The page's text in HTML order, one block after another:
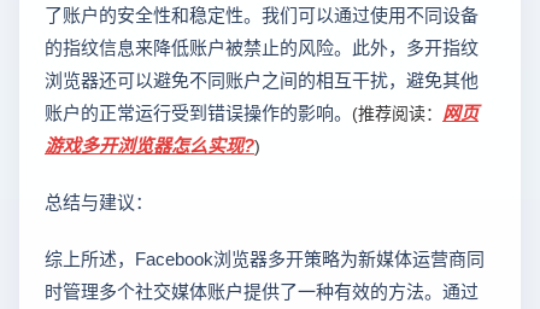
了账户的安全性和稳定性。我们可以通过使用不同设备
的指纹信息来降低账户被禁止的风险。此外，多开指纹
浏览器还可以避免不同账户之间的相互干扰，避免其他
账户的正常运行受到错误操作的影响。 (推荐阅读： 网页
游戏多开浏览器怎么实现?)
总结与建议：
综上所述，Facebook浏览器多开策略为新媒体运营商同
时管理多个社交媒体账户提供了一种有效的方法。通过